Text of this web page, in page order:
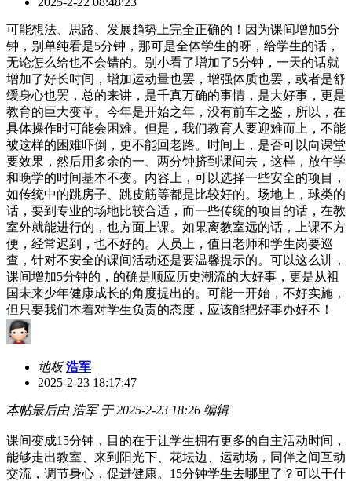
可能想法、思路、发展趋势上完全正确的！因为课间增加5分
钟，别单纯看是5分钟，那可是全体学生的呀，给学生的话，
无论怎么给也不会错的。别小看了增加了5分钟，一天的话就
增加了好长时间，增加运动量也罢，增强体质也罢，或者是舒
缓身心也罢，总的来讲，是千真万确的事情，是大好事，更是
教育的巨大变革。今年是开始之年，没有前车之鉴，所以，在
具体操作时可能会困难。但是，我们教育人要迎难而上，不能
被这样的困难吓倒，更不能回老路。时间上，是否可以向课堂
要效果，然后用多余的一、两分钟挤到课间去，这样，放午学
和晚学的时间基本不变。内容上，可以选择一些安全的项目，
如传统中的跳房子、跳皮筋等都是比较好的。场地上，球类的
话，要到专业的场地比较合适，而一些传统的项目的话，在教
室外就能进行的，也方面上课。如果离教室远的话，上课不方
便，经常迟到，也不好的。人员上，值日老师和学生岗要巡
查，针对不安全的课间活动还是要温馨提示的。可以这么讲，
课间增加5分钟的，的确是顺应历史潮流的大好事，更是从祖
国未来少年健康成长的角度提出的。可能一开始，不好实施，
但只要我们本着对学生负责的态度，应该能把好事办好不！
地板 浩军
2025-2-23 18:17:47
本帖最后由 浩军 于 2025-2-23 18:26 编辑
课间变成15分钟，目的在于让学生拥有更多的自主活动时间，
能够走出教室、来到阳光下、花坛边、运动场，同伴之间互动
交流，调节身心，促进健康。15分钟学生去哪里了？可以干什